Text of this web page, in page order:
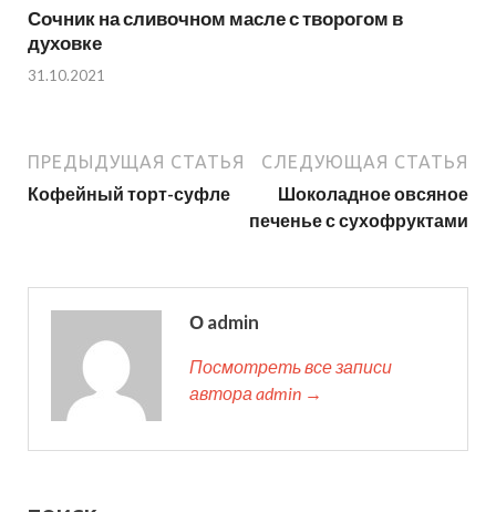
Сочник на сливочном масле с творогом в
духовке
31.10.2021
ПРЕДЫДУЩАЯ СТАТЬЯ
Кофейный торт-суфле
СЛЕДУЮЩАЯ СТАТЬЯ
Шоколадное овсяное
печенье с сухофруктами
О admin
Посмотреть все записи
автора admin →